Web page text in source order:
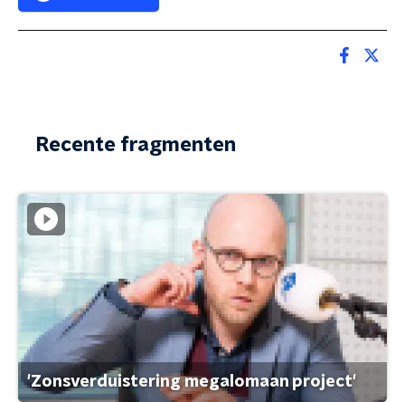
Recente fragmenten
'Zonsverduistering megalomaan project'